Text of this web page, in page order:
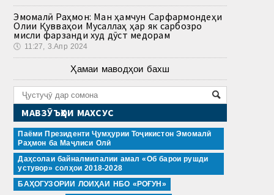
Эмомалӣ Раҳмон: Ман ҳамчун Сарфармондеҳи
Олии Қувваҳои Мусаллаҳ ҳар як сарбозро
мисли фарзанди худ дӯст медорам
🕔 11:27, 3.Апр 2024
Ҳамаи маводҳои бахш
МАВЗӮЪҲОИ МАХСУС
Паёми Президенти Ҷумҳурии Тоҷикистон Эмомалӣ
Раҳмон ба Маҷлиси Олӣ
Даҳсолаи байналмилалии амал «Об барои рушди
устувор» солҳои 2018-2028
БАҲОГУЗОРИИ ЛОИҲАИ НБО «РОҒУН»